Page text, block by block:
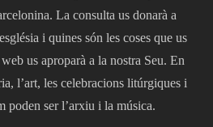
La consulta us donarà a
i quines són les coses que us
us aproparà a la nostra Seu. En
l’art, les celebracions litúrgiques i
poden ser l’arxiu i la música.